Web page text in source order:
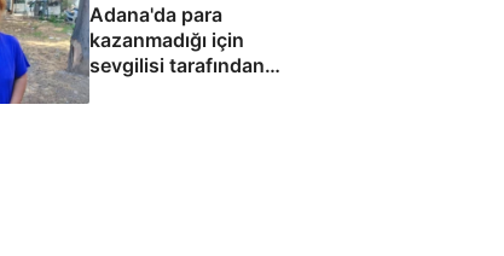
Adana'da para
kazanmadığı için
sevgilisi tarafından